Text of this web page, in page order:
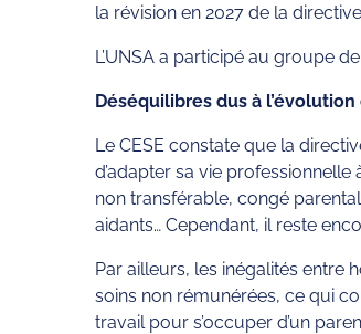
la révision en 2027 de la
L’UNSA a participé au groupe
Déséquilibres dus à
Le CESE constate que la
d’adapter sa vie
non transférable, congé
aidants… Cependant, il reste
Par ailleurs, les inégalités entre
soins non rémunérées, ce qui
travail pour s’occuper d’un